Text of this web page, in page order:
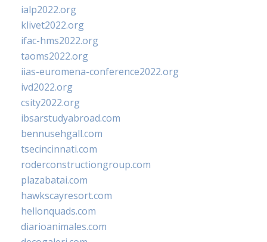
ialp2022.org
klivet2022.org
ifac-hms2022.org
taoms2022.org
iias-euromena-conference2022.org
ivd2022.org
csity2022.org
ibsarstudyabroad.com
bennusehgall.com
tsecincinnati.com
roderconstructiongroup.com
plazabatai.com
hawkscayresort.com
hellonquads.com
diarioanimales.com